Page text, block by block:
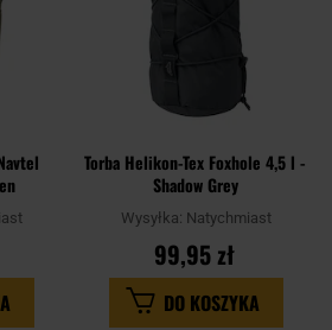
Torba Helikon-Tex Foxhole 4,5 l -
Shadow Grey
Wysyłka: Natychmiast
99,95 zł
DO KOSZYKA